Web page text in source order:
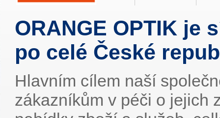
ORANGE OPTIK je
po celé České
Hlavním cílem naší
zákazníkům v péči o jejich